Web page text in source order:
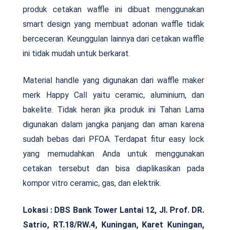
produk cetakan waffle ini dibuat menggunakan
smart design yang membuat adonan waffle tidak
berceceran. Keunggulan lainnya dari cetakan waffle
ini tidak mudah untuk berkarat.
Material handle yang digunakan dari waffle maker
merk Happy Call yaitu ceramic, aluminium, dan
bakelite. Tidak heran jika produk ini Tahan Lama
digunakan dalam jangka panjang dan aman karena
sudah bebas dari PFOA. Terdapat fitur easy lock
yang memudahkan Anda untuk menggunakan
cetakan tersebut dan bisa diaplikasikan pada
kompor vitro ceramic, gas, dan elektrik.
Lokasi : DBS Bank Tower Lantai 12, Jl. Prof. DR.
Satrio, RT.18/RW.4, Kuningan, Karet Kuningan,